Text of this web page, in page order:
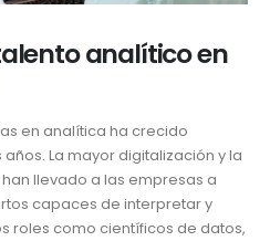
analítico en
en analítica ha crecido
La mayor digitalización y la
llevado a las empresas a
capaces de interpretar y
roles como científicos de datos,